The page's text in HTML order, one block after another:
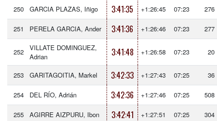
250 GARCIA PLAZAS, Iñigo 3:41:35 +1:26:45 07:23 276
251 PERELA GARCIA, Ander 3:41:36 +1:26:46 07:23 277
252
VILLATE DOMINGUEZ,
Adrian
3:41:48 +1:26:58 07:23 20
253 GARITAGOITIA, Markel 3:42:33 +1:27:43 07:25 36
254 DEL RÍO, Adrián 3:42:36 +1:27:46 07:25 508
255 AGIRRE AIZPURU, Ibon 3:42:41 +1:27:51 07:25 304